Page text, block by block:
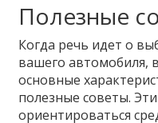
Полезные
Когда речь идет о
вашего автомобиля,
основные
полезные советы.
ориентироваться